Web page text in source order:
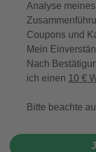
Analyse
Coupons und
Mein
Nach
ich einen 10 €
Bitte beachte